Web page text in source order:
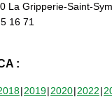
La Gripperie-Saint-
16 71
:
2019 2020 2022